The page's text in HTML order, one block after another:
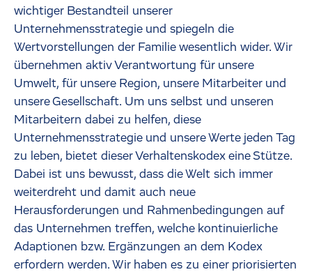
wichtiger Bestandteil unserer
Unternehmensstrategie und spiegeln die
Wertvorstellungen der Familie wesentlich wider. Wir
übernehmen aktiv Verantwortung für unsere
Umwelt, für unsere Region, unsere Mitarbeiter und
unsere Gesellschaft. Um uns selbst und unseren
Mitarbeitern dabei zu helfen, diese
Unternehmensstrategie und unsere Werte jeden Tag
zu leben, bietet dieser Verhaltenskodex eine Stütze.
Dabei ist uns bewusst, dass die Welt sich immer
weiterdreht und damit auch neue
Herausforderungen und Rahmenbedingungen auf
das Unternehmen treffen, welche kontinuierliche
Adaptionen bzw. Ergänzungen an dem Kodex
erfordern werden. Wir haben es zu einer priorisierten